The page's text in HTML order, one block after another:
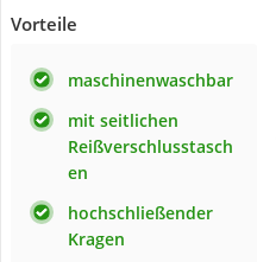
Vorteile
maschinenwaschbar
mit seitlichen
Reißverschlusstasch
en
hochschließender
Kragen